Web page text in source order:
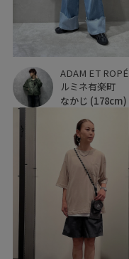
ADAM ET ROPÉ
ルミネ有楽町
なかじ (178cm)